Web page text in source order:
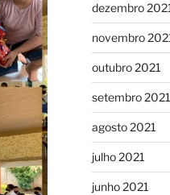
dezembro
novembro
outubro 2021
setembro 2021
agosto 2021
julho 2021
junho 2021